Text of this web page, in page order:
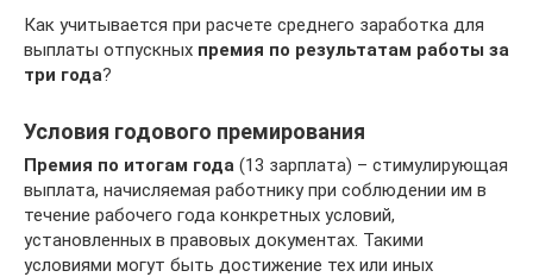
Как учитывается при расчете среднего заработка для
выплаты отпускных премия по результатам работы за
три года?
Условия годового премирования
Премия по итогам года (13 зарплата) – стимулирующая
выплата, начисляемая работнику при соблюдении им в
течение рабочего года конкретных условий,
установленных в правовых документах. Такими
условиями могут быть достижение тех или иных